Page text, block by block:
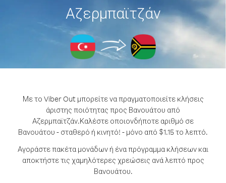
Αζερμπαϊτζάν
Με το Viber Out μπορείτε να πραγματοποιείτε κλήσεις
άριστης ποιότητας προς Βανουάτου από
Αζερμπαϊτζάν.Καλέστε οποιονδήποτε αριθμό σε
Βανουάτου - σταθερό ή κινητό! - μόνο από $1.15 το λεπτό.
Αγοράστε πακέτα μονάδων ή ένα πρόγραμμα κλήσεων και
αποκτήστε τις χαμηλότερες χρεώσεις ανά λεπτό προς
Βανουάτου.